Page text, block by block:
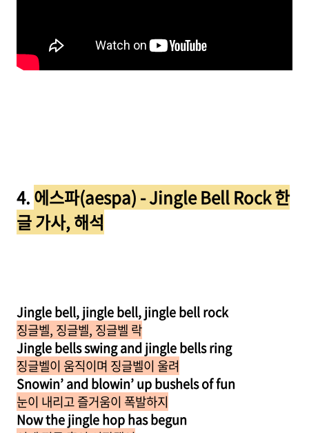
4.에스파(aespa) - Jingle Bell Rock 한
글 가사, 해석
Jingle bell, jingle bell, jingle bell rock
징글벨, 징글벨, 징글벨 락
Jingle bells swing and jingle bells ring
징글벨이 움직이며 징글벨이 울려
Snowin’ and blowin’ up bushels of fun
눈이 내리고 즐거움이 폭발하지
Now the jingle hop has begun